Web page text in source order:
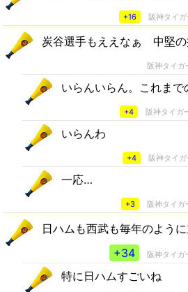
+16 阪神タイガ
炭谷選手もええなぁ 中堅の
阪神タイガ
いらんいらん。これまで
+4 阪神タイガ
いらんわ
+4 阪神タイガ
一応…
+3 阪神タイガ
日ハムも西武も毎年のよう
+34
阪神タイガ
特に日ハムすごいね